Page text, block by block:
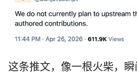
这条推文，像一根火柴，